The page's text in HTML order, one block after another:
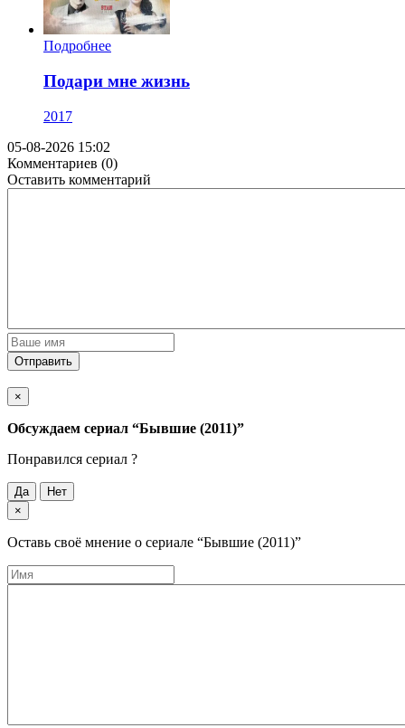
Подробнее
Подари мне жизнь
2017
05-08-2026 15:02
Комментариев (0)
Оставить комментарий
Отправить
×
Обсуждаем cериал “Бывшие (2011)”
Понравился cериал ?
Да
Нет
×
Оставь своё мнение о cериале “Бывшие (2011)”